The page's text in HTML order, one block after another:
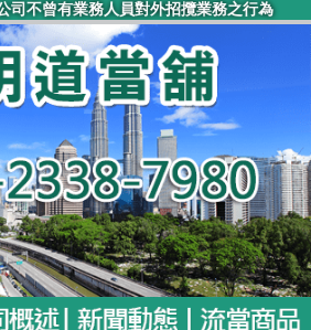
本公司不曾有業務人員對外招攬業務之行為